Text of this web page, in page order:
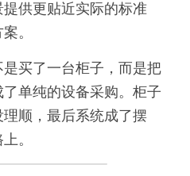
供更贴近实际的标准
。
买了一台柜子，而是把
单纯的设备采购。柜子
顺，最后系统成了摆
。